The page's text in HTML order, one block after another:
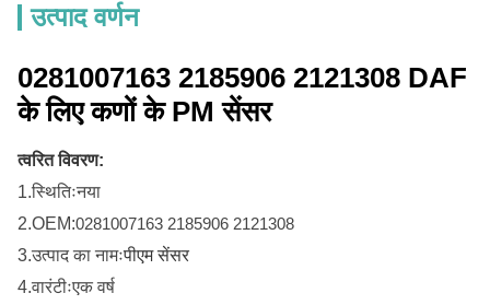
उत्पाद वर्णन
0281007163 2185906 2121308 DAF
के लिए कणों के PM सेंसर
त्वरित विवरण:
1.स्थितिःनया
2.OEM:0281007163 2185906 2121308
3.उत्पाद का नामःपीएम सेंसर
4.वारंटीःएक वर्ष